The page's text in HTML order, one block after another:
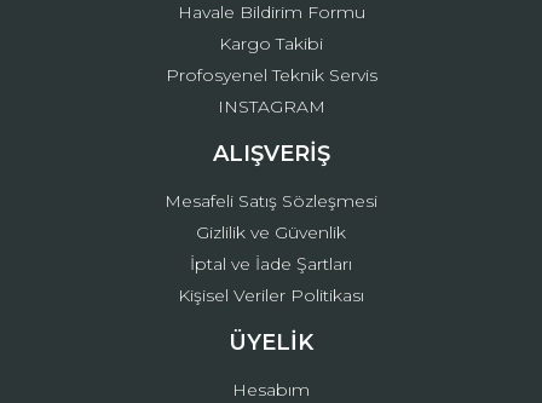
Gönder
Havale Bildirim Formu
Kargo Takibi
Profosyenel Teknik Servis
INSTAGRAM
ALIŞVERİŞ
Mesafeli Satış Sözleşmesi
Gizlilik ve Güvenlik
İptal ve İade Şartları
Kişisel Veriler Politikası
ÜYELİK
Hesabım